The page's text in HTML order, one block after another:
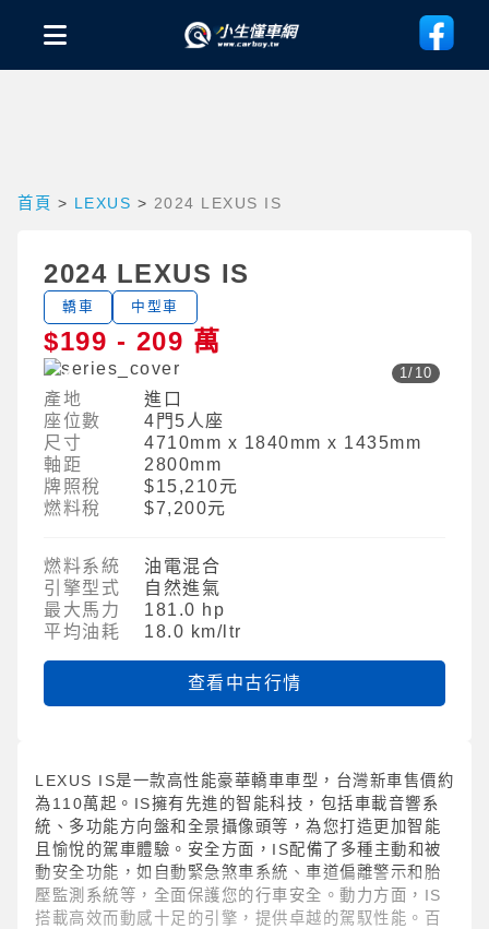
首頁 > LEXUS > 2024 LEXUS IS
2024 LEXUS IS
轎車 中型車
$199 - 209 萬
1/ 10
產地
座位數
尺寸
軸距
牌照稅
燃料稅
進口
4門5人座
4710mm x 1840mm x 1435mm
2800mm
$15,210元
$7,200元
燃料系統
引擎型式
最大馬力
平均油耗
油電混合
自然進氣
181.0 hp
18.0 km/ltr
查看中古行情
LEXUS IS是一款高性能豪華轎車車型，台灣新車售價約
為110萬起。IS擁有先進的智能科技，包括車載音響系
統、多功能方向盤和全景攝像頭等，為您打造更加智能
且愉悅的駕車體驗。安全方面，IS配備了多種主動和被
動安全功能，如自動緊急煞車系統、車道偏離警示和胎
壓監測系統等，全面保護您的行車安全。動力方面，IS
搭載高效而動感十足的引擎，提供卓越的駕馭性能。百